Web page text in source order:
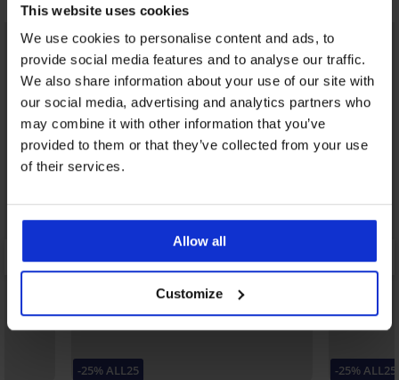
This website uses cookies
We use cookies to personalise content and ads, to
provide social media features and to analyse our traffic.
We also share information about your use of our site with
our social media, advertising and analytics partners who
may combine it with other information that you’ve
provided to them or that they’ve collected from your use
of their services.
Allow all
Customize
LIMITED
-25% ALL25 -25% ALL25